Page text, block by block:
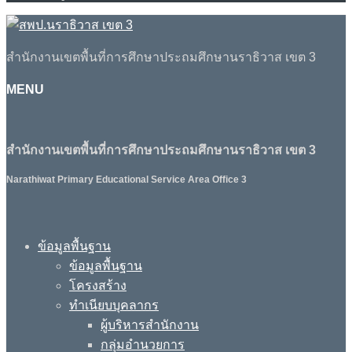
สำนักงานเขตพื้นที่การศึกษาประถมศึกษานราธิวาส เขต 3
MENU
สำนักงานเขตพื้นที่การศึกษาประถมศึกษานราธิวาส เขต 3
Narathiwat Primary Educational Service Area Office 3
ข้อมูลพื้นฐาน
ข้อมูลพื้นฐาน
โครงสร้าง
ทำเนียบบุคลากร
ผู้บริหารสำนักงาน
กลุ่มอำนวยการ